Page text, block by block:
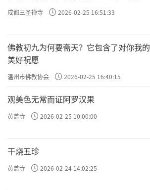
成都三圣禅寺 2026-02-25 16:51:33
佛教初九为何要斋天？它包含了对你我的
美好祝愿
温州市佛教协会 2026-02-25 16:40:15
观美色无常而证阿罗汉果
黄盖寺 2026-02-25 10:00:00
干烧五珍
黄盖寺 2026-02-24 14:02:25